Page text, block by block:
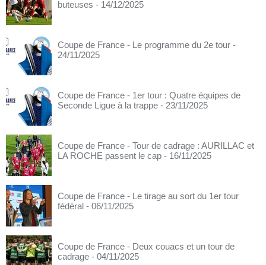
buteuses - 14/12/2025
Coupe de France - Le programme du 2e tour -
24/11/2025
Coupe de France - 1er tour : Quatre équipes de
Seconde Ligue à la trappe - 23/11/2025
Coupe de France - Tour de cadrage : AURILLAC et
LA ROCHE passent le cap - 16/11/2025
Coupe de France - Le tirage au sort du 1er tour
fédéral - 06/11/2025
Coupe de France - Deux couacs et un tour de
cadrage - 04/11/2025